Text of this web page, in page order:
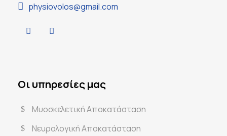
physiovolos@gmail.com
Οι υπηρεσίες μας
Μυοσκελετική Αποκατάσταση
Νευρολογική Αποκατάσταση